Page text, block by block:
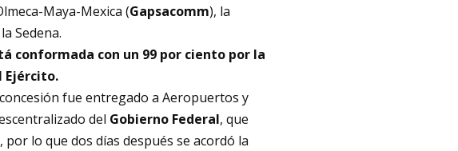
Maya-Mexica (Gapsacomm), la
Sedena.
conformada con un 99 por ciento por la
Ejército.
fue entregado a Aeropuertos y
del Gobierno Federal, que
lo que dos días después se acordó la